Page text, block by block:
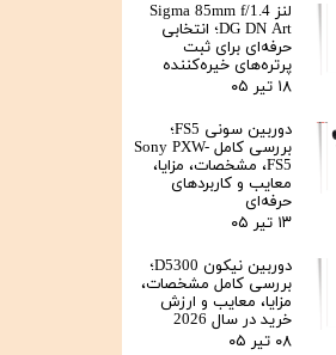
لنز Sigma 85mm f/1.4
DG DN Art؛ انتخابی
حرفه‌ای برای ثبت
پرتره‌های خیره‌کننده
۱۸ تیر ۰۵
دوربین سونی FS5؛
بررسی کامل Sony PXW-
FS5، مشخصات، مزایا،
معایب و کاربردهای
حرفه‌ای
۱۳ تیر ۰۵
دوربین نیکون D5300؛
بررسی کامل مشخصات،
مزایا، معایب و ارزش
خرید در سال 2026
۰۸ تیر ۰۵